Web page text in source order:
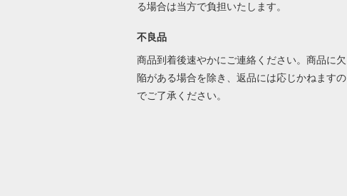
る場合は当方で負担いたします。
不良品
商品到着後速やかにご連絡ください。商品に欠
陥がある場合を除き、返品には応じかねますの
でご了承ください。